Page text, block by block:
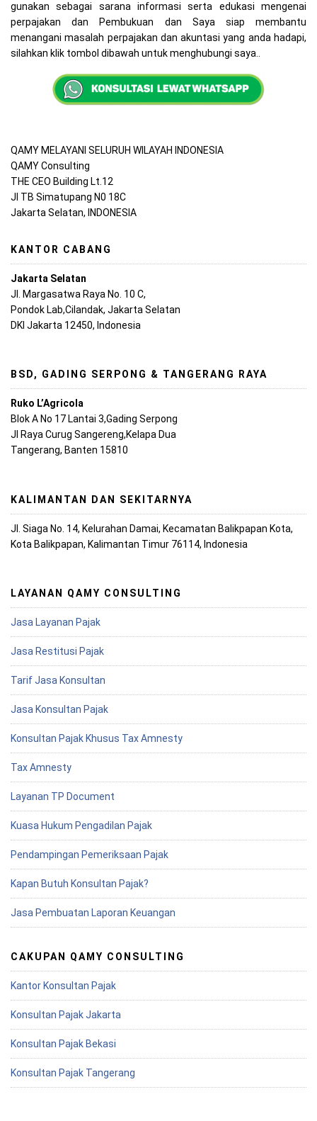
gunakan sebagai sarana informasi serta edukasi mengenai
perpajakan dan Pembukuan dan Saya siap membantu
menangani masalah perpajakan dan akuntasi yang anda hadapi,
silahkan klik tombol dibawah untuk menghubungi saya..
QAMY MELAYANI SELURUH WILAYAH INDONESIA
QAMY Consulting
THE CEO Building Lt.12
Jl TB Simatupang N0 18C
Jakarta Selatan, INDONESIA
KANTOR CABANG
Jakarta Selatan
Jl. Margasatwa Raya No. 10 C,
Pondok Lab,Cilandak, Jakarta Selatan
DKI Jakarta 12450, Indonesia
BSD, GADING SERPONG & TANGERANG RAYA
Ruko L’Agricola
Blok A No 17 Lantai 3,Gading Serpong
Jl Raya Curug Sangereng,Kelapa Dua
Tangerang, Banten 15810
KALIMANTAN DAN SEKITARNYA
Jl. Siaga No. 14, Kelurahan Damai, Kecamatan Balikpapan Kota,
Kota Balikpapan, Kalimantan Timur 76114, Indonesia
LAYANAN QAMY CONSULTING
Jasa Layanan Pajak
Jasa Restitusi Pajak
Tarif Jasa Konsultan
Jasa Konsultan Pajak
Konsultan Pajak Khusus Tax Amnesty
Tax Amnesty
Layanan TP Document
Kuasa Hukum Pengadilan Pajak
Pendampingan Pemeriksaan Pajak
Kapan Butuh Konsultan Pajak?
Jasa Pembuatan Laporan Keuangan
CAKUPAN QAMY CONSULTING
Kantor Konsultan Pajak
Konsultan Pajak Jakarta
Konsultan Pajak Bekasi
Konsultan Pajak Tangerang